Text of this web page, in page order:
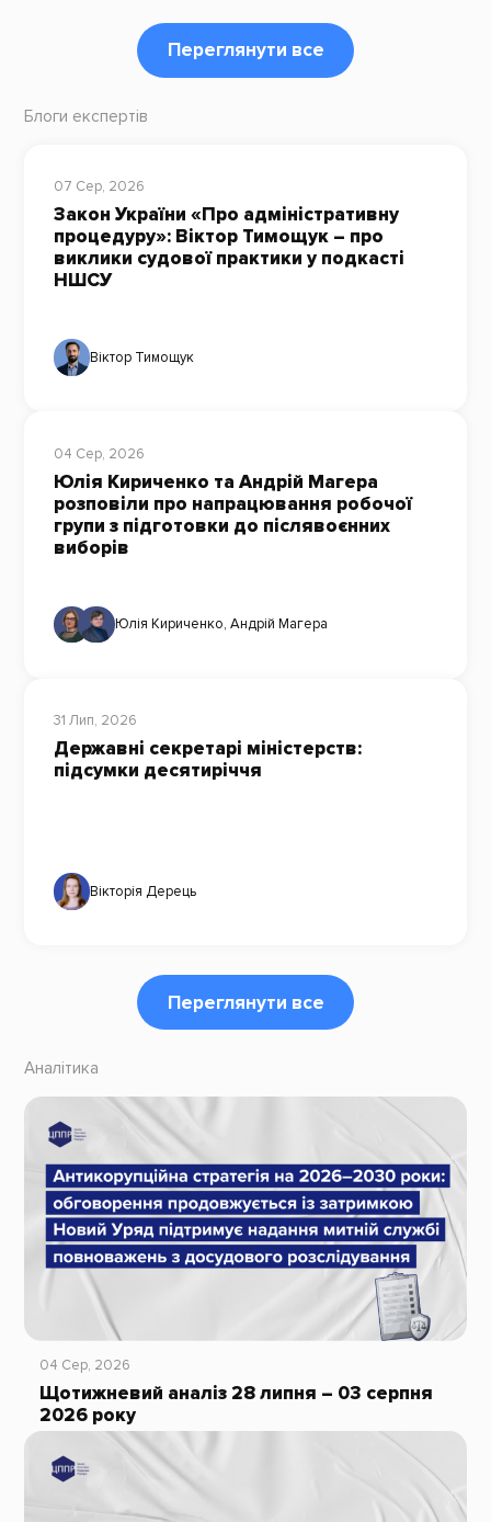
Переглянути все
Блоги експертів
07 Сер, 2026
Закон України «Про адміністративну
процедуру»: Віктор Тимощук – про
виклики судової практики у подкасті
НШСУ
Віктор Тимощук
04 Сер, 2026
Юлія Кириченко та Андрій Магера
розповіли про напрацювання робочої
групи з підготовки до післявоєнних
виборів
Юлія Кириченко, Андрій Магера
31 Лип, 2026
Державні секретарі міністерств:
підсумки десятиріччя
Вікторія Дерець
Переглянути все
Аналітика
04 Сер, 2026
Щотижневий аналіз 28 липня – 03 серпня
2026 року